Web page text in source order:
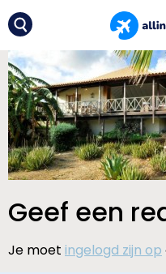
Geef een
Je moet ingelogd zijn op